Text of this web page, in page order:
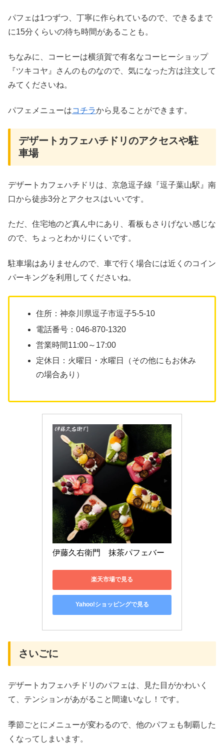
パフェは1つずつ、丁寧に作られているので、できるまで
に15分くらいの待ち時間があることも。
ちなみに、コーヒーは横須賀で有名なコーヒーショップ
『ツキコヤ』さんのものなので、気になった方は注文して
みてくださいね。
パフェメニューはコチラから見ることができます。
デザートカフェハチドリのアクセスや駐
車場
デザートカフェハチドリは、京急逗子線『逗子葉山駅』南
口から徒歩3分とアクセスはいいです。
ただ、住宅地のど真ん中にあり、看板もさりげない感じな
ので、ちょっとわかりにくいです。
駐車場はありませんので、車で行く場合には近くのコイン
パーキングを利用してくださいね。
住所：神奈川県逗子市逗子5-5-10
電話番号：046-870-1320
営業時間11:00～17:00
定休日：火曜日・水曜日（その他にもお休み
の場合あり）
伊藤久右衛門　抹茶パフェバー
楽天市場で見る
Yahoo!ショッピングで見る
さいごに
デザートカフェハチドリのパフェは、見た目がかわいく
て、テンションがあがること間違いなし！です。
季節ごとにメニューが変わるので、他のパフェも制覇した
くなってしまいます。